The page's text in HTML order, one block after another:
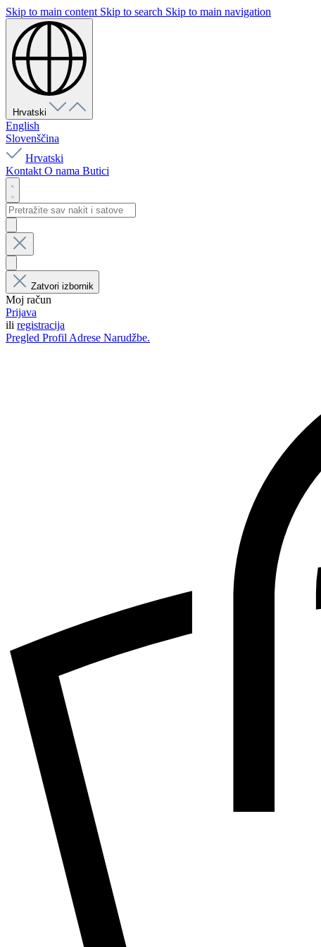
Skip to main content Skip to search Skip to main navigation
Hrvatski
English
Slovenščina
Hrvatski
Kontakt O nama Butici
Zatvori izbornik
Moj račun
Prijava
ili registracija
Pregled Profil Adrese Narudžbe.